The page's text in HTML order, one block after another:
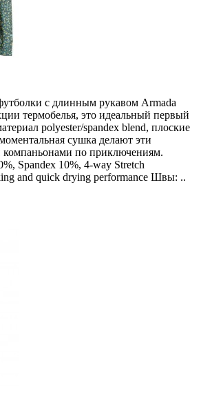
с длинным рукавом Armada
термобелья, это идеальный первый
polyester/spandex blend, плоские
сушка делают эти
по приключениям.
Spandex 10%, 4-way Stretch
and quick drying performance Швы: ..